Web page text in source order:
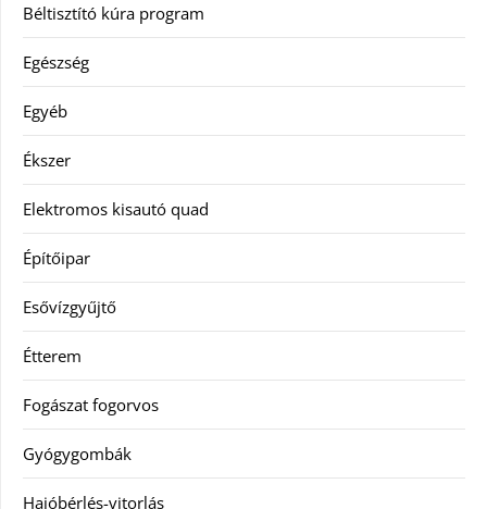
Béltisztító kúra program
Egészség
Egyéb
Ékszer
Elektromos kisautó quad
Építőipar
Esővízgyűjtő
Étterem
Fogászat fogorvos
Gyógygombák
Hajóbérlés-vitorlás